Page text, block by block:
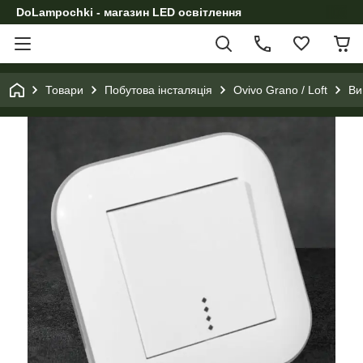
DoLampochki - магазин LED освітлення
Товари Побутова інсталяція Ovivo Grano / Loft